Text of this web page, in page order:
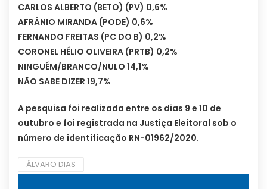
CARLOS ALBERTO (BETO) (PV) 0,6%
AFRÂNIO MIRANDA (PODE) 0,6%
FERNANDO FREITAS (PC DO B) 0,2%
CORONEL HÉLIO OLIVEIRA (PRTB) 0,2%
NINGUÉM/BRANCO/NULO 14,1%
NÃO SABE DIZER 19,7%
A pesquisa foi realizada entre os dias 9 e 10 de
outubro e foi registrada na Justiça Eleitoral sob o
número de identificação RN-01962/2020.
ÁLVARO DIAS